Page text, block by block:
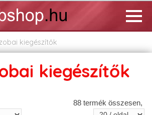
kiegészítők
kiegészítők
88 termék összesen,